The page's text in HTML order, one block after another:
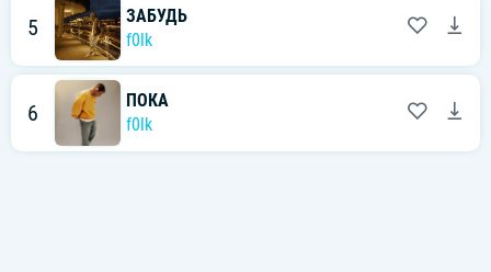
5
ЗАБУДЬ
f0lk
6
ПОКА
f0lk